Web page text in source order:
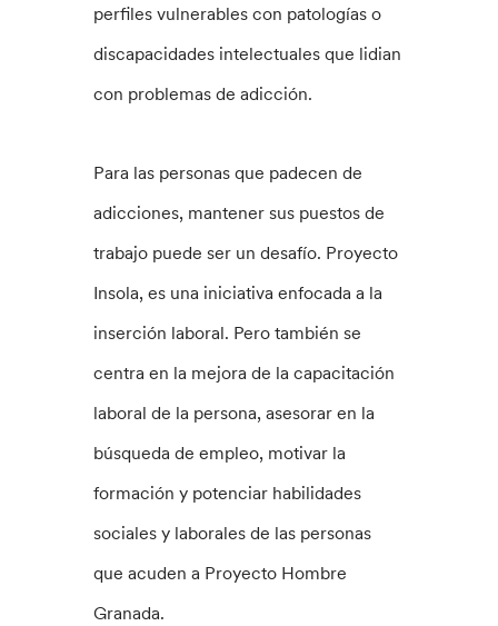
perfiles vulnerables con patologías o
discapacidades intelectuales que lidian
con problemas de adicción.
Para las personas que padecen de
adicciones, mantener sus puestos de
trabajo puede ser un desafío. Proyecto
Insola, es una iniciativa enfocada a la
inserción laboral. Pero también se
centra en la mejora de la capacitación
laboral de la persona, asesorar en la
búsqueda de empleo, motivar la
formación y potenciar habilidades
sociales y laborales de las personas
que acuden a Proyecto Hombre
Granada.